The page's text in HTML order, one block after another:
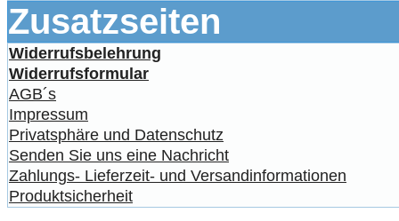
Zusatzseiten
Widerrufsbelehrung
Widerrufsformular
AGB´s
Impressum
Privatsphäre und Datenschutz
Senden Sie uns eine Nachricht
Zahlungs- Lieferzeit- und Versandinformationen
Produktsicherheit